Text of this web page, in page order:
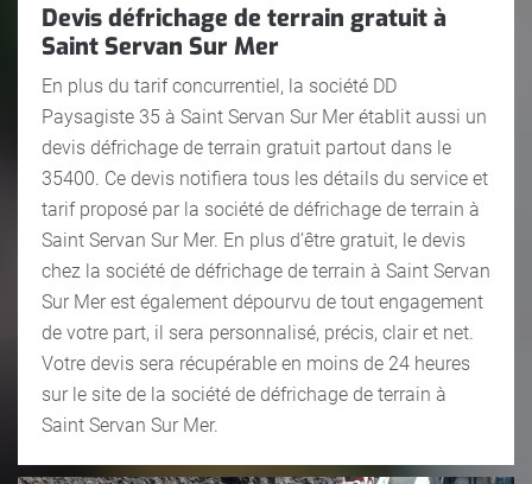
Devis défrichage de terrain gratuit à
Saint Servan Sur Mer
En plus du tarif concurrentiel, la société DD
Paysagiste 35 à Saint Servan Sur Mer établit aussi un
devis défrichage de terrain gratuit partout dans le
35400. Ce devis notifiera tous les détails du service et
tarif proposé par la société de défrichage de terrain à
Saint Servan Sur Mer. En plus d’être gratuit, le devis
chez la société de défrichage de terrain à Saint Servan
Sur Mer est également dépourvu de tout engagement
de votre part, il sera personnalisé, précis, clair et net.
Votre devis sera récupérable en moins de 24 heures
sur le site de la société de défrichage de terrain à
Saint Servan Sur Mer.